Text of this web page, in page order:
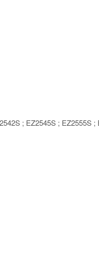
; EZ2545S ; EZ2555S ;